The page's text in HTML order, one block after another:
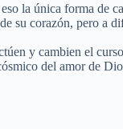
la única forma de
corazón, pero a
y cambien el
del amor de